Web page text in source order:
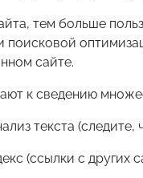
тем больше
поисковой
сайте.
к сведению
текста
(ссылки с других